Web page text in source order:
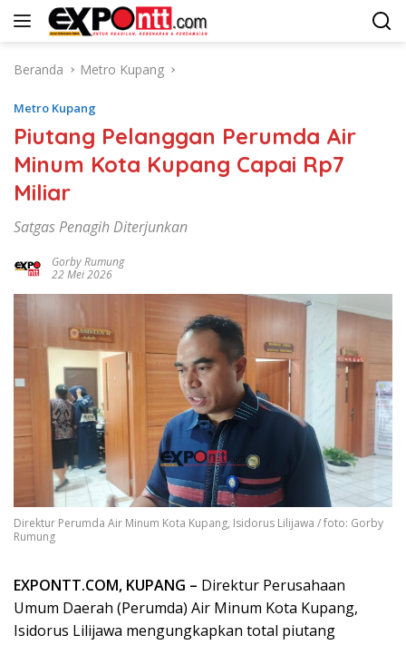
Langsung
Beranda
Metro Kupang
Metro Kupang
Piutang Pelanggan Perumda Air
Minum Kota Kupang Capai Rp7
Miliar
Satgas Penagih Diterjunkan
Gorby Rumung
22 Mei 2026
Direktur Perumda Air Minum Kota Kupang, Isidorus Lilijawa / foto: Gorby
Rumung
EXPONTT.COM, KUPANG – Direktur Perusahaan
Umum Daerah (Perumda) Air Minum Kota Kupang,
Isidorus Lilijawa mengungkapkan total piutang